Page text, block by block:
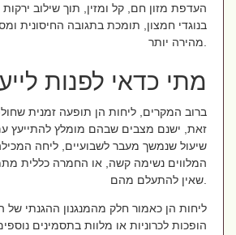
העדפת מזון חם, קל ומזין, תוך שילוב ירקות
בנוגדי חמצון, תומכת בתגובה החיסונית
מתי כדאי לפנות
ברוב המקרים, ליחות הן תופעה זמנית
זאת, ישנם מצבים שבהם מומלץ להתייעץ עם
שיעול שנמשך מעבר לשבועיים, ליחה
המלווים נשימה קשה, או החמרה כללית
ליחות הן כאמור חלק מהמנגנון ההגנתי של
הופכות לכרוניות או מלוות בתסמינים